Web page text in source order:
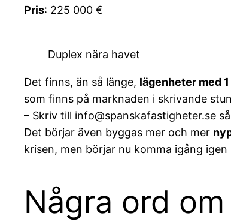
Pris: 225 000 €
Duplex nära havet
Det finns, än så länge, lägenheter med
som finns på marknaden i skrivande
– Skriv till info@spanskafastigheter.se
Det börjar även byggas mer och mer
krisen, men börjar nu komma igång
Några ord